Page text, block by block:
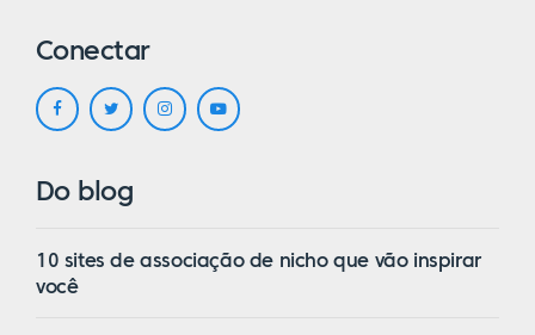
Conectar
Do blog
10 sites de associação de nicho que vão inspirar
você